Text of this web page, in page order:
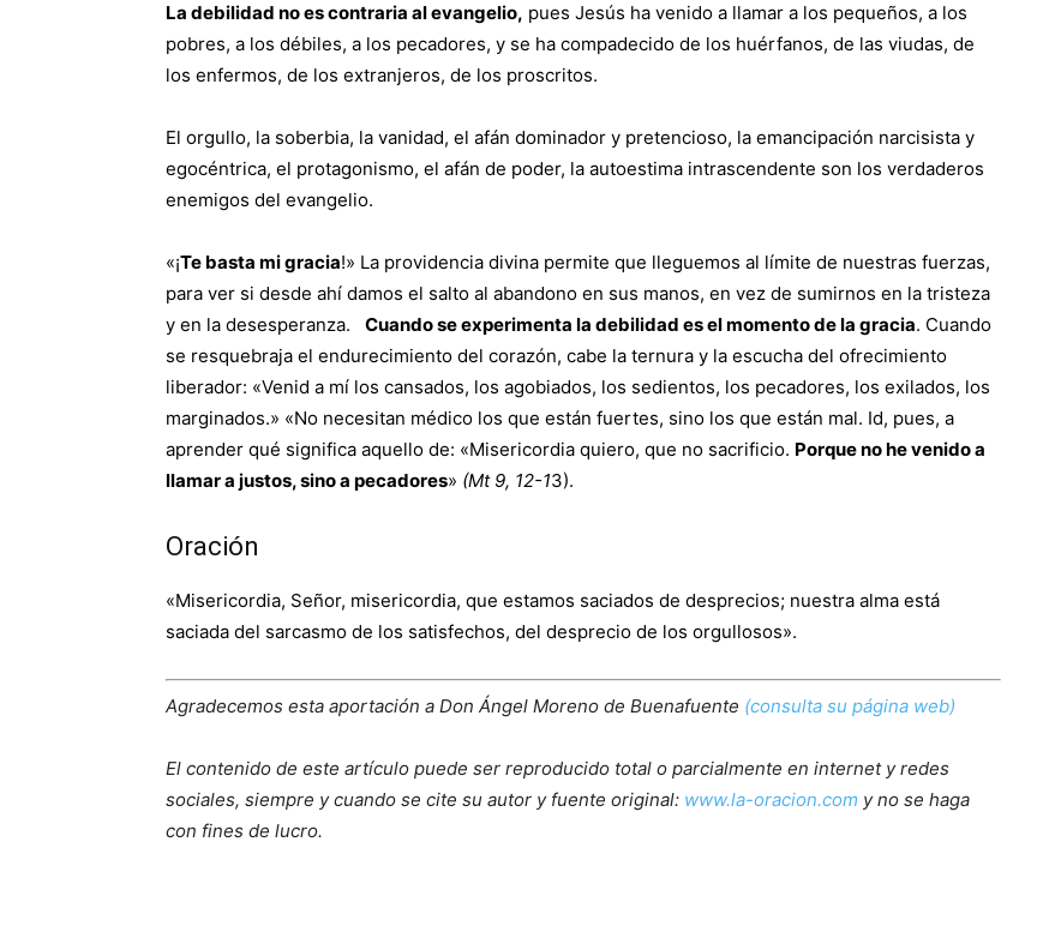
La debilidad no es contraria al evangelio, pues Jesús ha venido a llamar a los pequeños, a los
pobres, a los débiles, a los pecadores, y se ha compadecido de los huérfanos, de las viudas, de
los enfermos, de los extranjeros, de los proscritos.
El orgullo, la soberbia, la vanidad, el afán dominador y pretencioso, la emancipación narcisista y
egocéntrica, el protagonismo, el afán de poder, la autoestima intrascendente son los verdaderos
enemigos del evangelio.
«¡Te basta mi gracia!» La providencia divina permite que lleguemos al límite de nuestras fuerzas,
para ver si desde ahí damos el salto al abandono en sus manos, en vez de sumirnos en la tristeza
y en la desesperanza. Cuando se experimenta la debilidad es el momento de la gracia. Cuando
se resquebraja el endurecimiento del corazón, cabe la ternura y la escucha del ofrecimiento
liberador: «Venid a mí los cansados, los agobiados, los sedientos, los pecadores, los exilados, los
marginados.» «No necesitan médico los que están fuertes, sino los que están mal. Id, pues, a
aprender qué significa aquello de: «Misericordia quiero, que no sacrificio. Porque no he venido a
llamar a justos, sino a pecadores» (Mt 9, 12-13).
Oración
«Misericordia, Señor, misericordia, que estamos saciados de desprecios; nuestra alma está
saciada del sarcasmo de los satisfechos, del desprecio de los orgullosos».
Agradecemos esta aportación a Don Ángel Moreno de Buenafuente (consulta su página web)
El contenido de este artículo puede ser reproducido total o parcialmente en internet y redes
sociales, siempre y cuando se cite su autor y fuente original: www.la-oracion.com y no se haga
con fines de lucro.